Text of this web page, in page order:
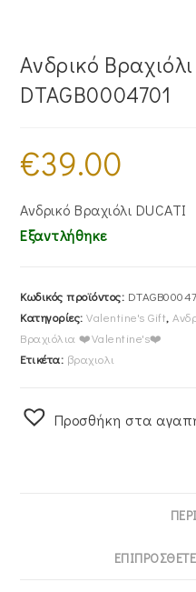
Ανδρικό
DTAGB0004701
€39.00
Ανδρικό Βραχιόλι DUCATI
Εξαντλήθηκε
Κωδικός προϊόντος:
Κατηγορίες:Valentine's Gift,
Βραχιόλια ❤️Valentine's❤️
Ετικέτα: βραχιολι
Προσθήκη στα